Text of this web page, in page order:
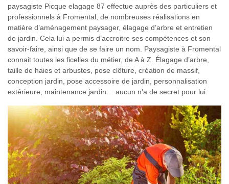
paysagiste Picque elagage 87 effectue auprès des particuliers et
professionnels à Fromental, de nombreuses réalisations en
matière d’aménagement paysager, élagage d’arbre et entretien
de jardin. Cela lui a permis d’accroitre ses compétences et son
savoir-faire, ainsi que de se faire un nom. Paysagiste à Fromental
connait toutes les ficelles du métier, de A à Z. Élagage d’arbre,
taille de haies et arbustes, pose clôture, création de massif,
conception jardin, pose accessoire de jardin, personnalisation
extérieure, maintenance jardin… aucun n’a de secret pour lui.